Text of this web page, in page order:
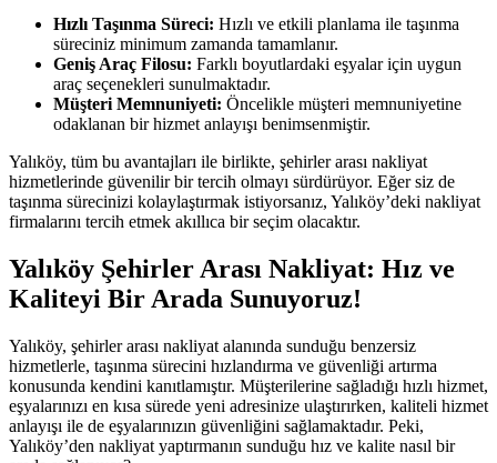
Hızlı Taşınma Süreci: Hızlı ve etkili planlama ile taşınma
süreciniz minimum zamanda tamamlanır.
Geniş Araç Filosu: Farklı boyutlardaki eşyalar için uygun
araç seçenekleri sunulmaktadır.
Müşteri Memnuniyeti: Öncelikle müşteri memnuniyetine
odaklanan bir hizmet anlayışı benimsenmiştir.
Yalıköy, tüm bu avantajları ile birlikte, şehirler arası nakliyat
hizmetlerinde güvenilir bir tercih olmayı sürdürüyor. Eğer siz de
taşınma sürecinizi kolaylaştırmak istiyorsanız, Yalıköy’deki nakliyat
firmalarını tercih etmek akıllıca bir seçim olacaktır.
Yalıköy Şehirler Arası Nakliyat: Hız ve
Kaliteyi Bir Arada Sunuyoruz!
Yalıköy, şehirler arası nakliyat alanında sunduğu benzersiz
hizmetlerle, taşınma sürecini hızlandırma ve güvenliği artırma
konusunda kendini kanıtlamıştır. Müşterilerine sağladığı hızlı hizmet,
eşyalarınızı en kısa sürede yeni adresinize ulaştırırken, kaliteli hizmet
anlayışı ile de eşyalarınızın güvenliğini sağlamaktadır. Peki,
Yalıköy’den nakliyat yaptırmanın sunduğu hız ve kalite nasıl bir